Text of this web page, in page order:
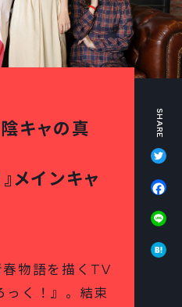
キャの真
』メインキャ
物語を描くTV
っく！』。結束